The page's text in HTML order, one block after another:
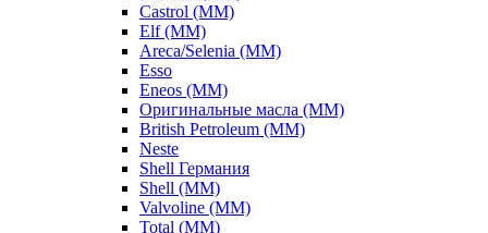
Castrol (ММ)
Elf (ММ)
Areca/Selenia (ММ)
Esso
Eneos (ММ)
Оригинальные масла (ММ)
British Petroleum (ММ)
Neste
Shell Германия
Shell (ММ)
Valvoline (ММ)
Total (ММ)